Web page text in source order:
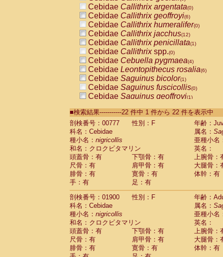
Cebidae Callithrix argentata(0)
Cebidae Callithrix geoffroyi(6)
Cebidae Callithrix humeralifer(0)
Cebidae Callithrix jacchus(12)
Cebidae Callithrix penicillata(1)
Cebidae Callithrixspp.(0)
Cebidae Cebuella pygmaea(4)
Cebidae Leontopithecus rosalia(6)
Cebidae Saguinus bicolor(1)
Cebidae Saguinus fuscicollis(0)
Cebidae Saguinus geoffroyi(1)
CebidaeSaguinus labiatus(0)
Cebidae Saguinus leucopus (2)
Cebidae
CebidaeSaguinus mystax
CebidaeSaguinus nigricollis (22)
Cebidae Saguinus oedipus
Cebidae Saguinus weddelli
Cebidae Saguinusspp.
Cebidae Aotus trivirgatus
Cebidae Cebus albifrons
Cebidae
CebidaeCebus capucinus
CebidaeCebus nigrivittatus
Cebidae Cebusspp.(0)
Cebidae Saimiri boliviensis
Cebidae Saimiri sciureus
■検索結果-----------22 件中 1 件から 22 件を表示中
剖検番号：00777
性別：F
年齢：
科名：Cebidae
属名：
種小名： nigricollis
亜種小名
和名：クロクビタマリン
英名：
頭蓋骨：有
下顎骨：有
上腕骨：
尺骨：有
肩甲骨：有
大腿骨：
腓骨：有
寛骨：有
体幹：有
手：有
足：有
剖検番号：01900
性別：F
年齢：
科名：Cebidae
属名：
種小名： nigricollis
亜種小名
和名：クロクビタマリン
英名：
頭蓋骨：有
下顎骨：有
上腕骨：
尺骨：有
肩甲骨：有
大腿骨：
腓骨：有
寛骨：有
体幹：有